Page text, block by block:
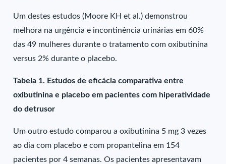
Um destes estudos (Moore KH et al.) demonstrou
melhora na urgência e incontinência urinárias em 60%
das 49 mulheres durante o tratamento com oxibutinina
versus 2% durante o placebo.
Tabela 1. Estudos de eficácia comparativa entre
oxibutinina e placebo em pacientes com hiperatividade
do detrusor
Um outro estudo comparou a oxibutinina 5 mg 3 vezes
ao dia com placebo e com propantelina em 154
pacientes por 4 semanas. Os pacientes apresentavam